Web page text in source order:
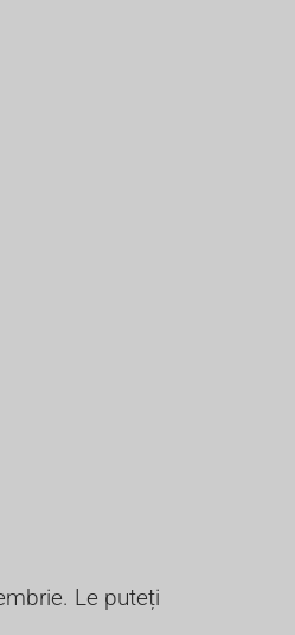
Le puteți